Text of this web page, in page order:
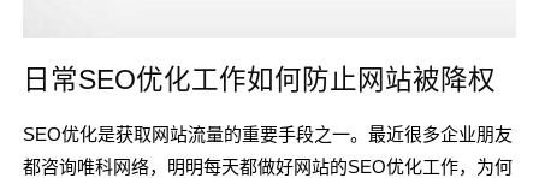
日常SEO优化工作如何防止网站被降权
SEO优化是获取网站流量的重要手段之一。最近很多企业朋友
都咨询唯科网络，明明每天都做好网站的SEO优化工作，为何